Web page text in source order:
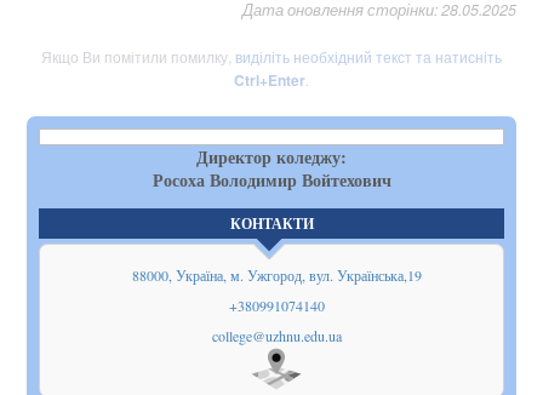
Дата оновлення сторінки: 28.05.2025
Якщо Ви помітили помилку, виділіть необхідний текст та натисніть
Ctrl+Enter
Директор коледжу:
Росоха Володимир Войтехович
КОНТАКТИ
88000, Україна, м. Ужгород, вул. Українська,19
+380991074140
college@uzhnu.edu.ua